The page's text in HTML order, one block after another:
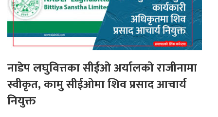
नाडेप लघुवित्तका सीईओ अर्यालको राजीनामा
स्वीकृत, कामु सीईओमा शिव प्रसाद आचार्य
नियुक्त